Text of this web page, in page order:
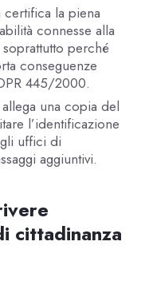
certifica la piena
connesse alla
perché
conseguenze
445/2000.
una copia del
l’identificazione
uffici di
aggiuntivi.
cittadinanza